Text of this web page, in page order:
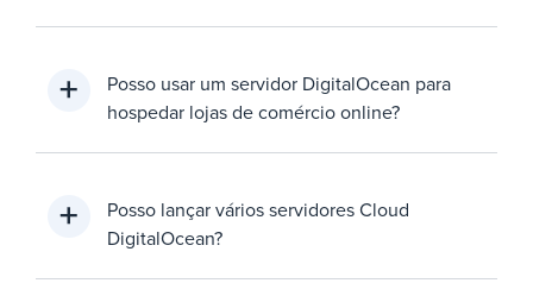
Posso usar um servidor DigitalOcean para
hospedar lojas de comércio online?
Posso lançar vários servidores Cloud
DigitalOcean?